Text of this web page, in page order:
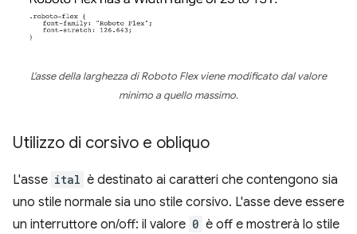
L'asse della larghezza di Roboto Flex viene modificato dal valore
minimo a quello massimo.
Utilizzo di corsivo e obliquo
L'asse ital è destinato ai caratteri che contengono sia
uno stile normale sia uno stile corsivo. L'asse deve essere
un interruttore on/off: il valore 0 è off e mostrerà lo stile